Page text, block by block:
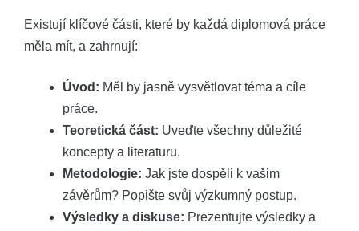
Existují klíčové části, které by každá diplomová práce
měla mít, a zahrnují:
Úvod: Měl by jasně vysvětlovat téma a cíle
práce.
Teoretická část: Uveďte všechny důležité
koncepty a literaturu.
Metodologie: Jak jste dospěli k vašim
závěrům? Popište svůj výzkumný postup.
Výsledky a diskuse: Prezentujte výsledky a